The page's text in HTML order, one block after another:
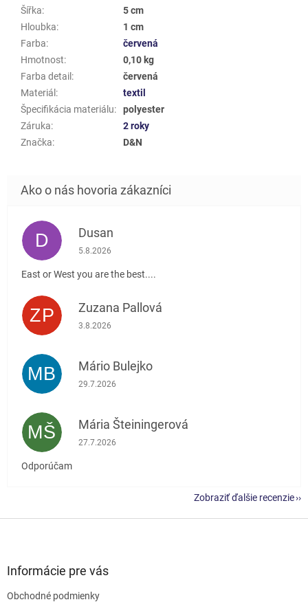
Šířka:
5 cm
Hloubka:
1 cm
Farba:
červená
Hmotnost:
0,10 kg
Farba detail :
červená
Materiál :
textil
Špecifikácia materiálu:
polyester
Záruka:
2 roky
Značka: D&N
D Dusan
Hodnotenie obchodu je 5 z 5 hviezdičiek.
5.8.2026
East or West you are the best....
ZP Zuzana Pallová
Hodnotenie obchodu je 5 z 5 hviezdičiek.
3.8.2026
MB Mário Bulejko
Hodnotenie obchodu je 5 z 5 hviezdičiek.
29.7.2026
MŠ Mária Šteiningerová
Hodnotenie obchodu je 5 z 5 hviezdičiek.
27.7.2026
Odporúčam
Zobraziť ďalšie recenzie
Informácie pre vás
Obchodné podmienky